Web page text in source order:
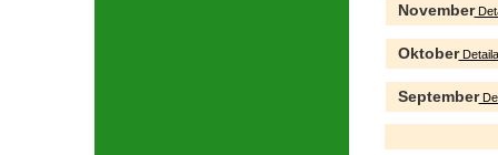
November
Oktober
September